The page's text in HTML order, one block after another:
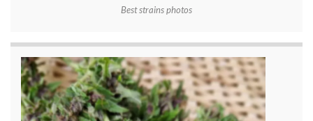
Best strains photos